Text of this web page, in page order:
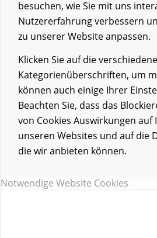
besuchen, wie Sie mit uns
Nutzererfahrung verbessern
zu unserer Website anpassen.
Klicken Sie auf die
Kategorienüberschriften, um
können auch einige Ihrer
Beachten Sie, dass das
von Cookies Auswirkungen
unseren Websites und auf die
die wir anbieten können.
Notwendige Website Cookies